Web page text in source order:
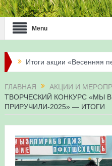
Menu
«Весенняя перекличка-
Мероприятие для ребят
олимпиадного движения
Уралсиба в Уфе в 2026 г.
Участие башкирских
ГЛАВНАЯ АКЦИИ И
ТВОРЧЕСКИЙ КОНКУРС «МЫ
ПРИРУЧИЛИ-2025» — ИТОГИ